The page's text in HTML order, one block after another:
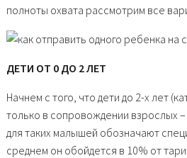
полноты охвата рассмотрим все
ДЕТИ ОТ 0 ДО 2 ЛЕТ
Начнем с того, что дети до 2-х лет
только в сопровождении взрослых
для таких малышей обозначают
среднем он обойдется в 10% от